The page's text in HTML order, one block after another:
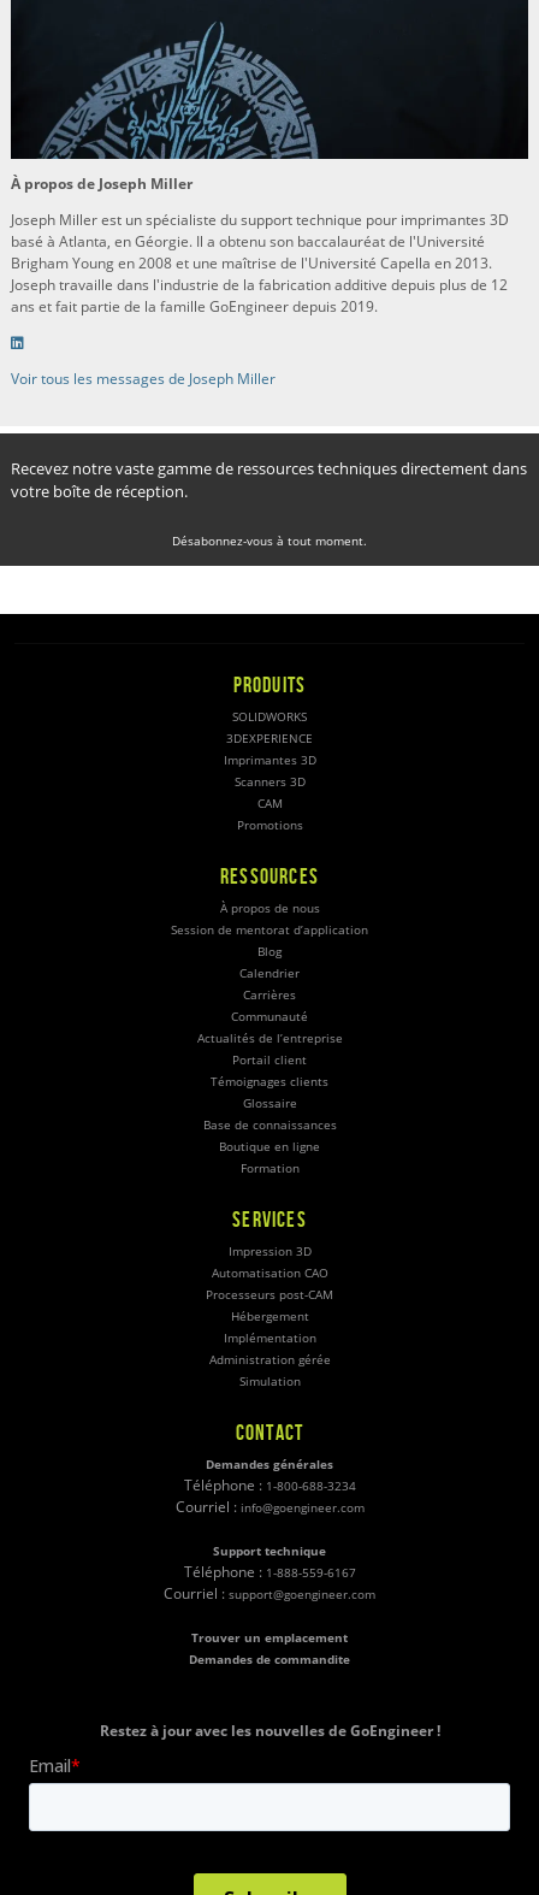
À propos de Joseph Miller
Joseph Miller est un spécialiste du support technique pour imprimantes 3D
basé à Atlanta, en Géorgie. Il a obtenu son baccalauréat de l'Université
Brigham Young en 2008 et une maîtrise de l'Université Capella en 2013.
Joseph travaille dans l'industrie de la fabrication additive depuis plus de 12
ans et fait partie de la famille GoEngineer depuis 2019.
Voir tous les messages de Joseph Miller
Recevez notre vaste gamme de ressources techniques directement dans
votre boîte de réception.
Désabonnez-vous à tout moment.
PRODUITS
SOLIDWORKS
3DEXPERIENCE
Imprimantes 3D
Scanners 3D
CAM
Promotions
RESSOURCES
À propos de nous
Session de mentorat d’application
Blog
Calendrier
Carrières
Communauté
Actualités de l’entreprise
Portail client
Témoignages clients
Glossaire
Base de connaissances
Boutique en ligne
Formation
SERVICES
Impression 3D
Automatisation CAO
Processeurs post-CAM
Hébergement
Implémentation
Administration gérée
Simulation
CONTACT
Demandes générales
Téléphone : 1-800-688-3234
Courriel : info@goengineer.com
Support technique
Téléphone : 1-888-559-6167
Courriel : support@goengineer.com
Trouver un emplacement
Demandes de commandite
Restez à jour avec les nouvelles de GoEngineer !